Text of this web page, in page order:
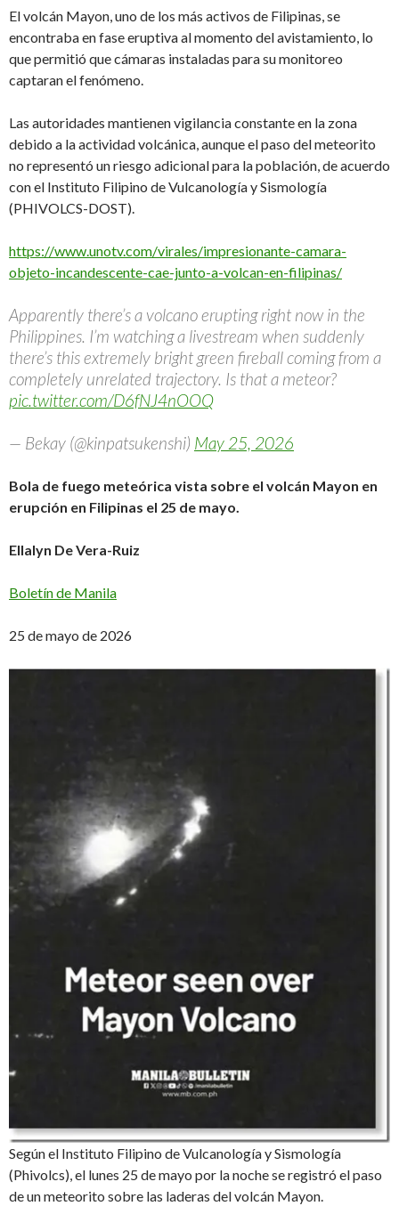
El volcán Mayon, uno de los más activos de Filipinas, se
encontraba en fase eruptiva al momento del avistamiento, lo
que permitió que cámaras instaladas para su monitoreo
captaran el fenómeno.
Las autoridades mantienen vigilancia constante en la zona
debido a la actividad volcánica, aunque el paso del meteorito
no representó un riesgo adicional para la población, de acuerdo
con el Instituto Filipino de Vulcanología y Sismología
(PHIVOLCS-DOST).
https://www.unotv.com/virales/impresionante-camara-
objeto-incandescente-cae-junto-a-volcan-en-filipinas/
Apparently there’s a volcano erupting right now in the
Philippines. I’m watching a livestream when suddenly
there’s this extremely bright green fireball coming from a
completely unrelated trajectory. Is that a meteor?
pic.twitter.com/D6fNJ4nOOQ
— Bekay (@kinpatsukenshi) May 25, 2026
Bola de fuego meteórica vista sobre el volcán Mayon en
erupción en Filipinas el 25 de mayo.
Ellalyn De Vera-Ruiz
Boletín de Manila
25 de mayo de 2026
Según el Instituto Filipino de Vulcanología y Sismología
(Phivolcs), el lunes 25 de mayo por la noche se registró el paso
de un meteorito sobre las laderas del volcán Mayon.